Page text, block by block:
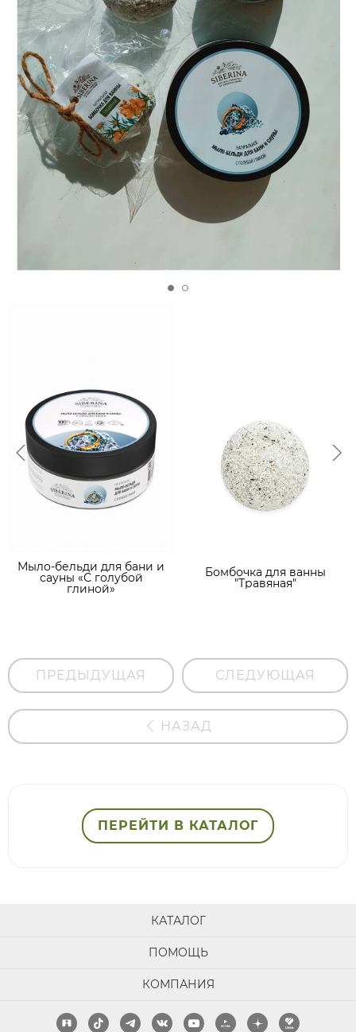
Мыло-бельди для бани и
сауны «С голубой
глиной»
Бомбочка для ванны
"Травяная"
ПРЕДЫДУЩАЯ СЛЕДУЮЩАЯ
НАЗАД
ПЕРЕЙТИ В КАТАЛОГ
КАТАЛОГ
ПОМОЩЬ
КОМПАНИЯ